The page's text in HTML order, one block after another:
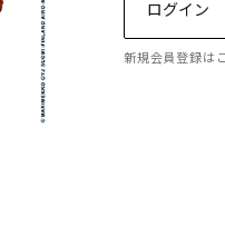
ログイン
新規会員登録は